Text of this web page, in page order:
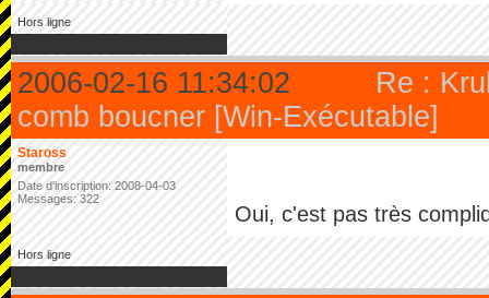
Hors ligne
2006-02-16 11:34:02
Re :
comb boucner [Win-Exécutable]
Staross
membre
Date d'inscription: 2008-04-03
Messages: 322
Oui, c'est pas très
Hors ligne